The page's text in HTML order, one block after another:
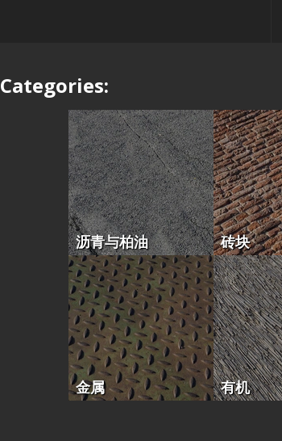
Categories:
沥青与柏油 砖块
金属 有机